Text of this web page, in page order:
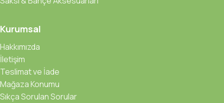
Kurumsal
Hakkımızda
İletişim
Teslimat ve İade
Mağaza Konumu
Sıkça Sorulan Sorular